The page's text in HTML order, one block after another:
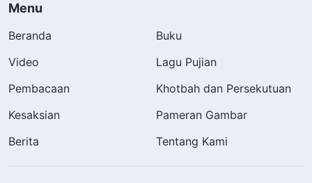
Menu
Beranda
Buku
Video
Lagu Pujian
Pembacaan
Khotbah dan Persekutuan
Kesaksian
Pameran Gambar
Berita
Tentang Kami